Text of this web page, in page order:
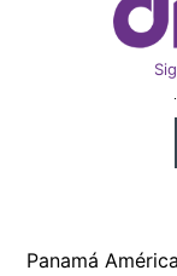
Panamá América